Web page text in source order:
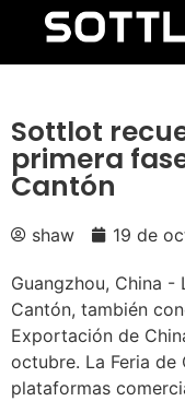
Sottlot
primera
Cantón
shaw 19 de
Guangzhou, China -
Cantón, también
Exportación de
octubre. La Feria de
plataformas